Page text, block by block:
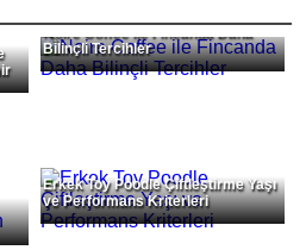
Bilinçli Tercihler
Erkek Toy Poodle Çiftleştirme Yaşı
ve Performans Kriterleri